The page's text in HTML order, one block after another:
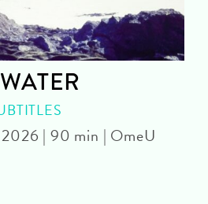
| 90 min | OmeU